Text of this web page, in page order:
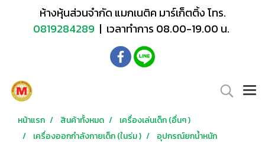
ห้างหุ้นส่วนจำกัด แมกเนติค มาร์เก็ตติ้ง โทร.
0819284289 | เวลาทำการ 08.00-19.00 น.
หน้าแรก สินค้าทั้งหมด
เครื่องเล่นเด็ก (อื่นๆ )
เครื่องออกกำลังกายเด็ก (ในร่ม )
อุปกรณ์ยกน้ำหนัก